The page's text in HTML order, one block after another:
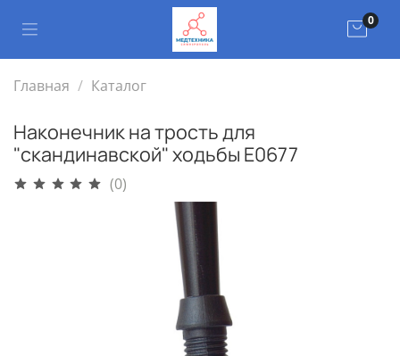
0
Главная Каталог
Наконечник на трость для
"скандинавской" ходьбы Е0677
(0)